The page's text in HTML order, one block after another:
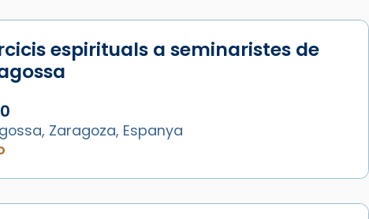
espirituals a seminaristes de
Zaragoza, Espanya